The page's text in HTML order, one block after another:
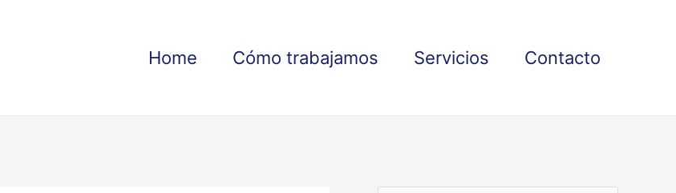
Home Cómo trabajamos Servicios Contacto